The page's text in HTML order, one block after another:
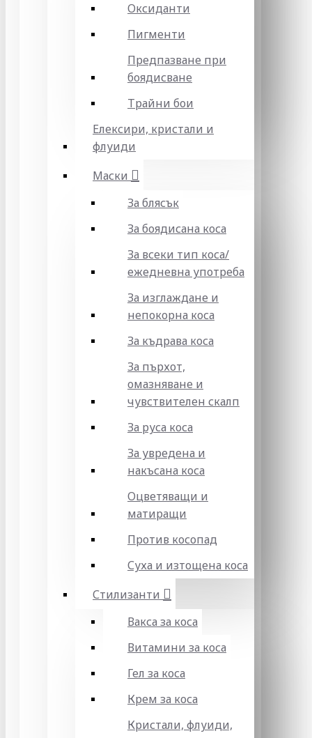
Оксиданти
Пигменти
Предпазване при
боядисване
Трайни бои
Елексири, кристали и
флуиди
Маски
За блясък
За боядисана коса
За всеки тип коса/
ежедневна употреба
За изглаждане и
непокорна коса
За къдрава коса
За пърхот,
омазняване и
чувствителен скалп
За руса коса
За увредена и
накъсана коса
Оцветяващи и
матиращи
Против косопад
Суха и изтощена коса
Стилизанти
Вакса за коса
Витамини за коса
Гел за коса
Крем за коса
Кристали, флуиди,